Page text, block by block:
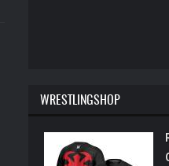
WRESTLINGSHOP